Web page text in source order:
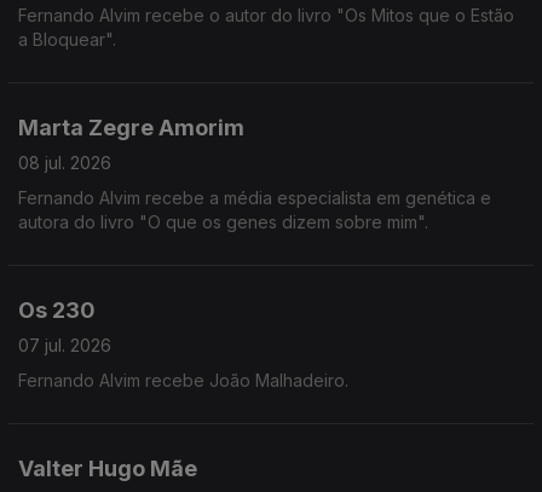
Fernando Alvim recebe o autor do livro "Os Mitos que o Estão
a Bloquear".
Marta Zegre Amorim
08 jul. 2026
Fernando Alvim recebe a média especialista em genética e
autora do livro "O que os genes dizem sobre mim".
Os 230
07 jul. 2026
Fernando Alvim recebe João Malhadeiro.
Valter Hugo Mãe